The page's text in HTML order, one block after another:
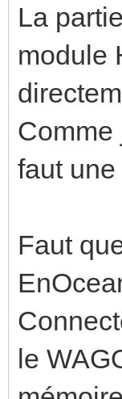
La
module
Comme
faut
Faut
le